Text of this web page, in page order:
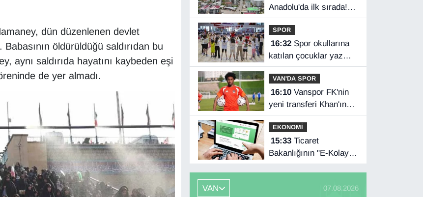
dün düzenlenen devlet
öldürüldüğü saldırıdan bu
aynı saldırıda hayatını kaybeden eşi
de yer almadı.
Anadolu'da ilk sırada!
Bakanlık verileri
paylaştı…
SPOR
16:32Spor okullarına
katılan çocuklar yaz
tatilini dolu dolu
geçiriyor
VAN'DA SPOR
16:10Vanspor FK'nin
yeni transferi Khan'ın
Türkiye mutluluğu
EKONOMİ
15:33Ticaret
Bakanlığının "E-Kolay
İhracat Platformu"na
VAN
07.08.2026